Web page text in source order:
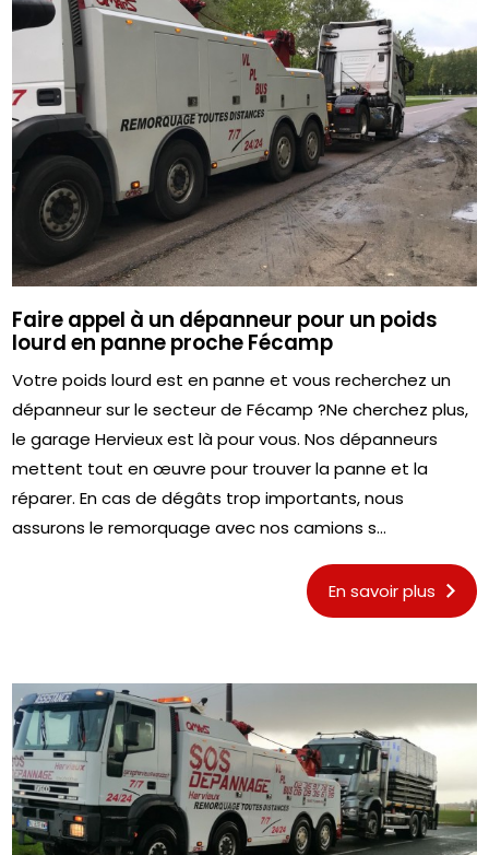
Faire appel à un dépanneur pour un poids
lourd en panne proche Fécamp
Votre poids lourd est en panne et vous recherchez un
dépanneur sur le secteur de Fécamp ?Ne cherchez plus,
le garage Hervieux est là pour vous. Nos dépanneurs
mettent tout en œuvre pour trouver la panne et la
réparer. En cas de dégâts trop importants, nous
assurons le remorquage avec nos camions s...
En savoir plus